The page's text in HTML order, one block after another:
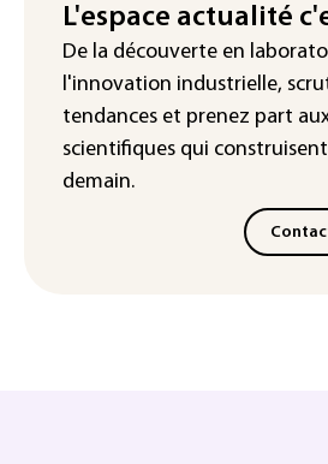
L'espace actualité
De la découverte en
l'innovation industrielle,
tendances et prenez part
scientifiques qui
demain.